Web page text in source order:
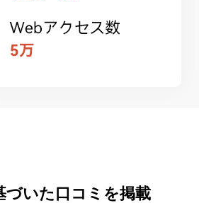
づいた口コミを掲載